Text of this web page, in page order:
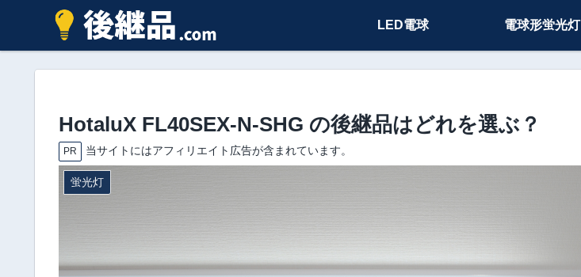
LED電球 電球形蛍光灯
HotaluX FL40SEX-N-SHG の後継品はどれを選ぶ？
PR 当サイトにはアフィリエイト広告が含まれています。
蛍光灯